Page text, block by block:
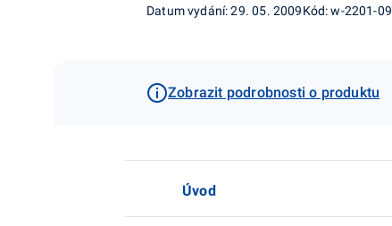
Datum vydání: 29. 05. 2009Kód: w-2201-09
Zobrazit podrobnosti o produktu
Úvod